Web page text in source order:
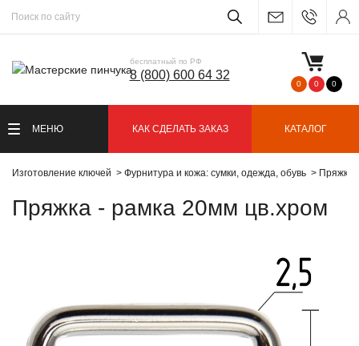
бесплатный по РФ
8 (800) 600 64 32
0 0 0
МЕНЮ КАК СДЕЛАТЬ ЗАКАЗ КАТАЛОГ
Изготовление ключей Фурнитура и кожа: сумки, одежда, обувь Пряжки
Пряжка - рамка 20мм цв.хром